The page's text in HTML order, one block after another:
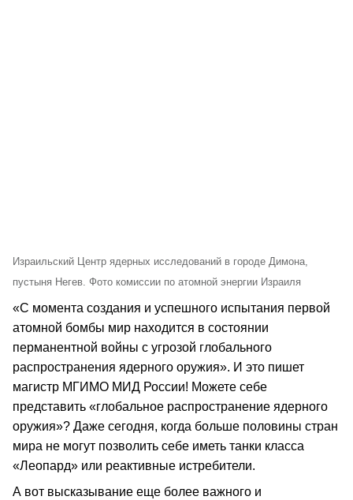
Израильский Центр ядерных исследований в городе Димона,
пустыня Негев. Фото комиссии по атомной энергии Израиля
«С момента создания и успешного испытания первой
атомной бомбы мир находится в состоянии
перманентной войны с угрозой глобального
распространения ядерного оружия». И это пишет
магистр МГИМО МИД России! Можете себе
представить «глобальное распространение ядерного
оружия»? Даже сегодня, когда больше половины стран
мира не могут позволить себе иметь танки класса
«Леопард» или реактивные истребители.
А вот высказывание еще более важного и